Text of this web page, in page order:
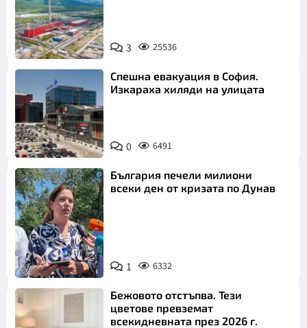
3 25536
Спешна евакуация в София.
Изкараха хиляди на улицата
0 6491
Снимка: БТА
България печели милиони
всеки ден от кризата по Дунав
1 6332
Бежовото отстъпва. Тези
цветове превземат
всекидневната през 2026 г.